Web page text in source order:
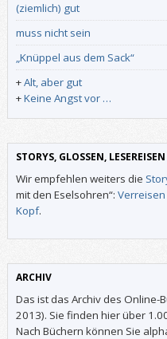
(ziemlich) gut
muss nicht sein
„Knüppel aus dem Sack“
+Alt, aber gut
+Keine Angst vor …
STORYS, GLOSSEN, LESEREISEN
Wir empfehlen weiters die
mit den Eselsohren“:
Kopf.
ARCHIV
Das ist das Archiv des Online-
2013). Sie finden hier über
Nach Büchern können Sie